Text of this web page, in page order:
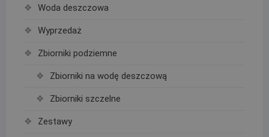
Woda deszczowa
Wyprzedaż
Zbiorniki podziemne
Zbiorniki na wodę deszczową
Zbiorniki szczelne
Zestawy